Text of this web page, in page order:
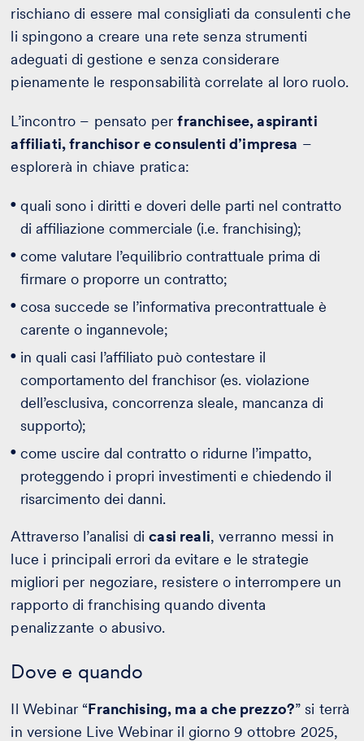
rischiano di essere mal consigliati da consulenti che
li spingono a creare una rete senza strumenti
adeguati di gestione e senza considerare
pienamente le responsabilità correlate al loro ruolo.
L’incontro – pensato perfranchisee, aspiranti
affiliati, franchisor e consulenti d’impresa –
esplorerà in chiave pratica:
quali sono i diritti e doveri delle parti nel contratto
di affiliazione commerciale (i.e. franchising);
come valutare l’equilibrio contrattuale prima di
firmare o proporre un contratto;
cosa succede se l’informativa precontrattuale è
carente o ingannevole;
in quali casi l’affiliato può contestare il
comportamento del franchisor (es. violazione
dell’esclusiva, concorrenza sleale, mancanza di
supporto);
come uscire dal contratto o ridurne l’impatto,
proteggendo i propri investimenti e chiedendo il
risarcimento dei danni.
Attraverso l’analisi dicasi reali, verranno messi in
luce i principali errori da evitare e le strategie
migliori per negoziare, resistere o interrompere un
rapporto di franchising quando diventa
penalizzante o abusivo.
Dove e quando
Il Webinar “Franchising, ma a che prezzo?” si terrà
in versione Live Webinar il giorno 9 ottobre 2025,